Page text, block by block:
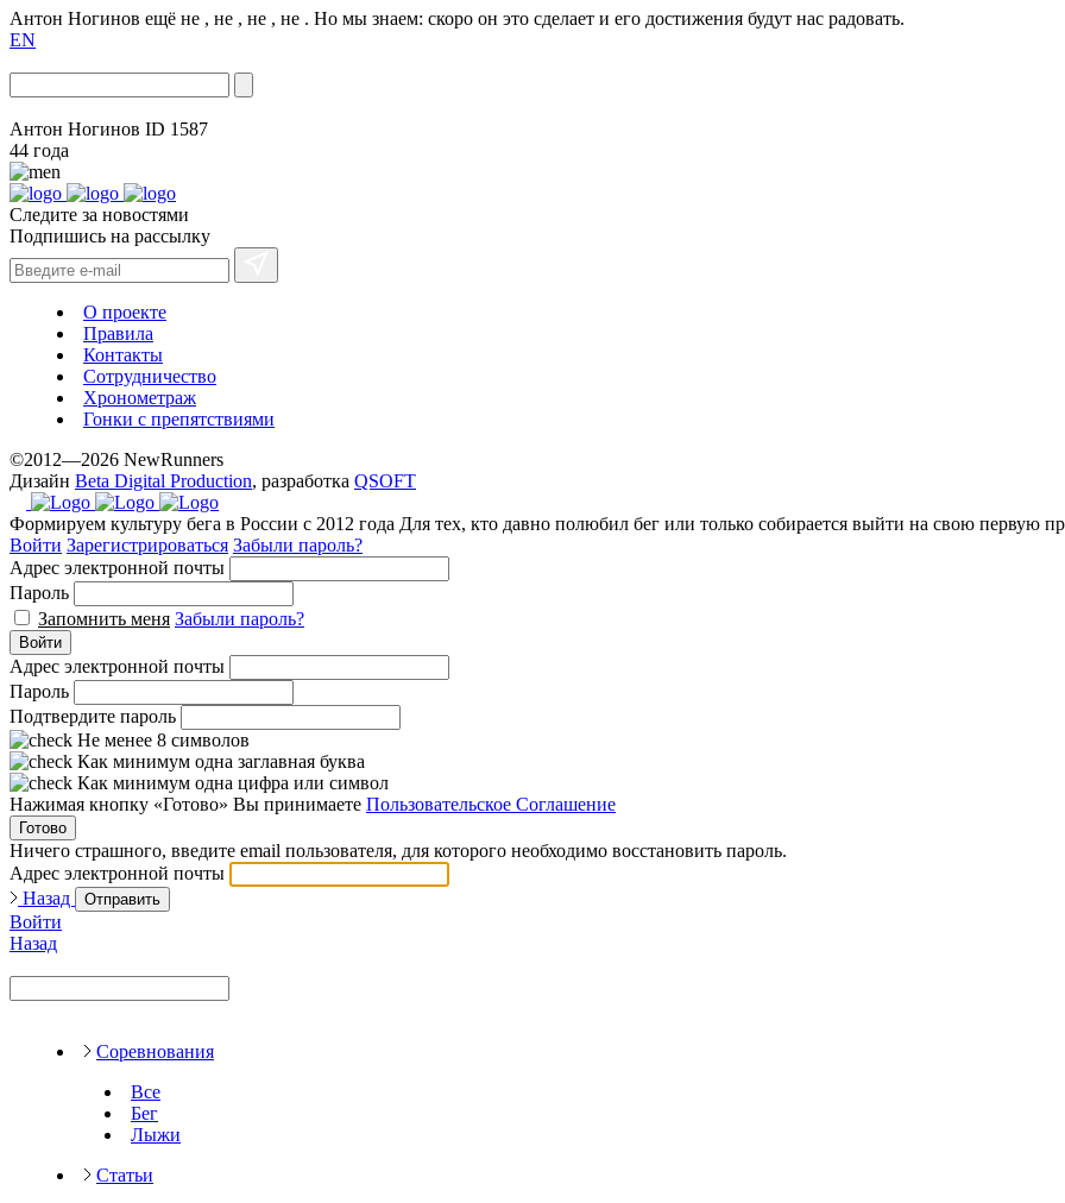
Антон Ногинов ещё не , не , не , не . Но мы знаем: скоро он это сделает и его достижения будут нас радовать.
EN
Антон Ногинов ID 1587
44 года
Следите за новостями
Подпишись на рассылку
О проекте
Правила
Контакты
Сотрудничество
Хронометраж
Гонки с препятствиями
©2012—2026 NewRunners
Дизайн Beta Digital Production, разработка QSOFT
Формируем культуру бега в России с 2012 года Для тех, кто давно полюбил бег или только собирается выйти на свою первую
Войти Зарегистрироваться Забыли пароль?
Адрес электронной почты
Пароль
Запомнить меня Забыли пароль?
Войти
Адрес электронной почты
Пароль
Подтвердите пароль
Не менее 8 символов
Как минимум одна заглавная буква
Как минимум одна цифра или символ
Нажимая кнопку «Готово» Вы принимаете Пользовательское Соглашение
Готово
Ничего страшного, введите email пользователя, для которого необходимо восстановить пароль.
Адрес электронной почты
Назад
Отправить
Войти
Назад
Соревнования
Все
Бег
Лыжи
Статьи